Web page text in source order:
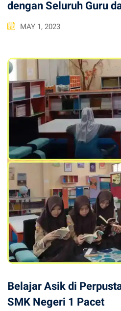
dengan Seluruh Guru
MAY 1, 2023
Belajar Asik di
SMK Negeri 1 Pacet